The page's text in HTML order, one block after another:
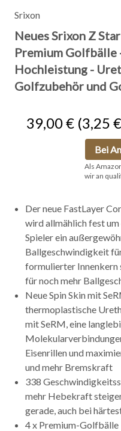
Srixon
Neues Srixon Z
Premium Golfbälle
Hochleistung -
Golfzubehör und
39,00 € (3,25
Bei
Als
wir an
Der neue FastLayer
wird allmählich fest
Spieler ein
Ballgeschwindigkeit
formulierter
für noch mehr
Neue Spin Skin mit
thermoplastische
mit SeRM, eine
Eisenrillen und
und mehr Bremskraft
338
mehr Hebekraft
gerade, auch bei
4 x Premium-Golfbälle